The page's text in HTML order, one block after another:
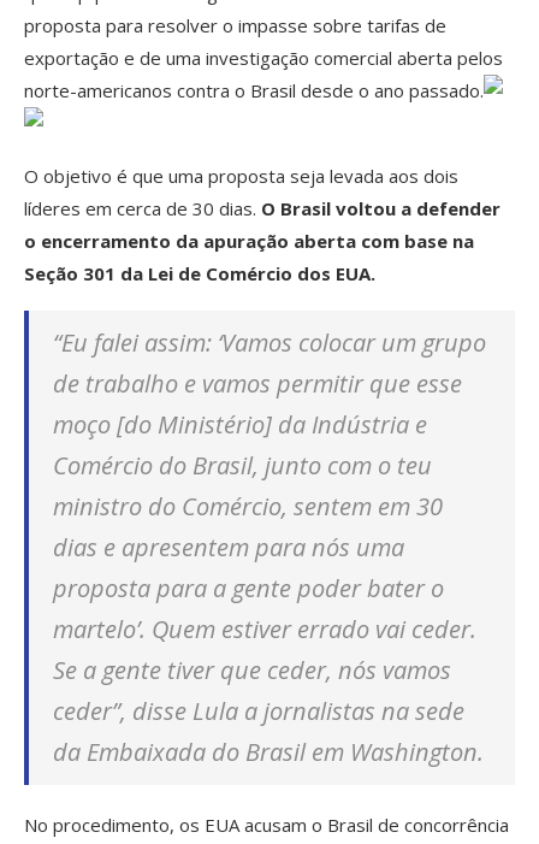
proposta para resolver o impasse sobre tarifas de
exportação e de uma investigação comercial aberta pelos
norte-americanos contra o Brasil desde o ano passado.
O objetivo é que uma proposta seja levada aos dois
líderes em cerca de 30 dias. O Brasil voltou a defender
o encerramento da apuração aberta com base na
Seção 301 da Lei de Comércio dos EUA.
“Eu falei assim: ‘Vamos colocar um grupo
de trabalho e vamos permitir que esse
moço [do Ministério] da Indústria e
Comércio do Brasil, junto com o teu
ministro do Comércio, sentem em 30
dias e apresentem para nós uma
proposta para a gente poder bater o
martelo’. Quem estiver errado vai ceder.
Se a gente tiver que ceder, nós vamos
ceder”, disse Lula a jornalistas na sede
da Embaixada do Brasil em Washington.
No procedimento, os EUA acusam o Brasil de concorrência